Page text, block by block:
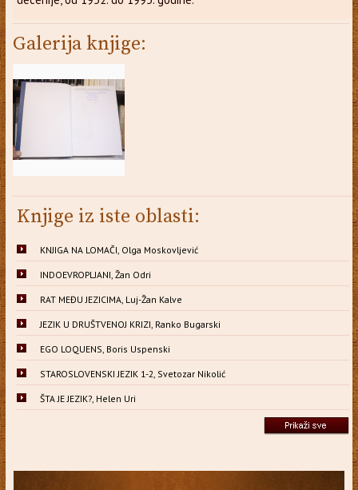
Galerija knjige:
Knjige iz iste oblasti:
KNJIGA NA LOMAČI, Olga Moskovljević
INDOEVROPLJANI, Žan Odri
RAT MEĐU JEZICIMA, Luj-Žan Kalve
JEZIK U DRUŠTVENOJ KRIZI, Ranko Bugarski
EGO LOQUENS, Boris Uspenski
STAROSLOVENSKI JEZIK 1-2, Svetozar Nikolić
ŠTA JE JEZIK?, Helen Uri